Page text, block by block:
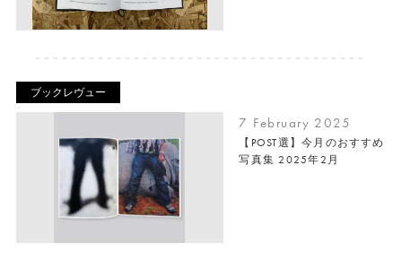
ブックレヴュー
7 February 2025
【POST選】今月のおすすめ
写真集 2025年2月